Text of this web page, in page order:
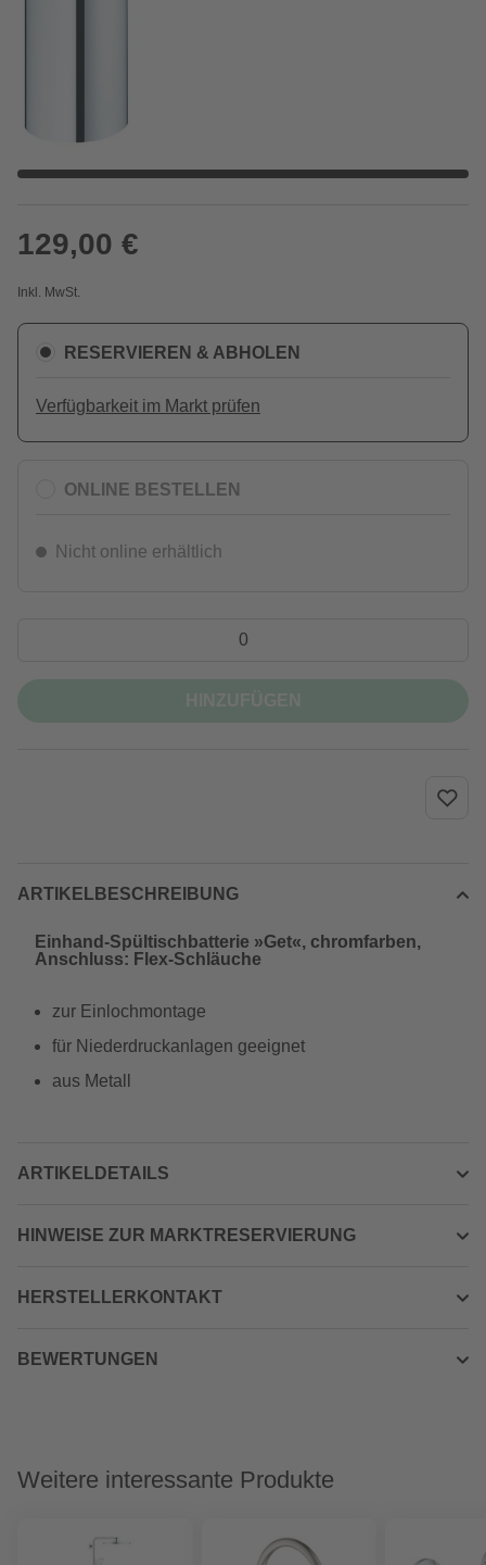
129,00 €
Inkl. MwSt.
RESERVIEREN & ABHOLEN
Verfügbarkeit im Markt prüfen
ONLINE BESTELLEN
Nicht online erhältlich
ARTIKELBESCHREIBUNG
Einhand-Spültischbatterie »Get«, chromfarben,
Anschluss: Flex-Schläuche
zur Einlochmontage
für Niederdruckanlagen geeignet
aus Metall
ARTIKELDETAILS
HINWEISE ZUR MARKTRESERVIERUNG
HERSTELLERKONTAKT
BEWERTUNGEN
Weitere interessante Produkte